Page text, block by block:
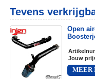
Tevens
Open
Jouw
MEER